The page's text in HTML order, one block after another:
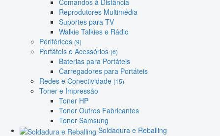
Comandos à Distância
Reprodutores Multimédia
Suportes para TV
Walkie Talkies e Rádio
Periféricos (9)
Portáteis e Acessórios (6)
Baterias para Portáteis
Carregadores para Portáteis
Redes e Conectividade (15)
Toner e Impressão
Toner HP
Toner Outros Fabricantes
Toner Samsung
Soldadura e Reballing